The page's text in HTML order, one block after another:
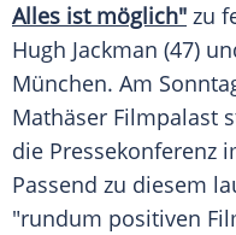
Alles ist möglich" zu
Hugh Jackman (47)
München. Am
Mathäser Filmpalast
die Pressekonferenz
Passend zu diesem
"rundum positiven